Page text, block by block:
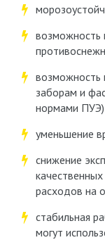
возможность
возможность
заборам и
нормами
уменьшение
снижение
расходов на
стабильная
могут